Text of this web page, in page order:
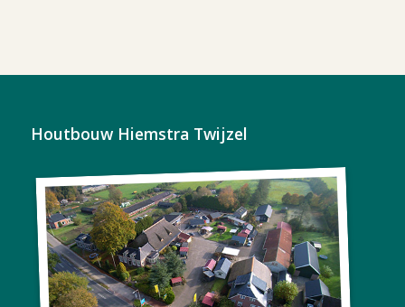
Houtbouw Hiemstra Twijzel